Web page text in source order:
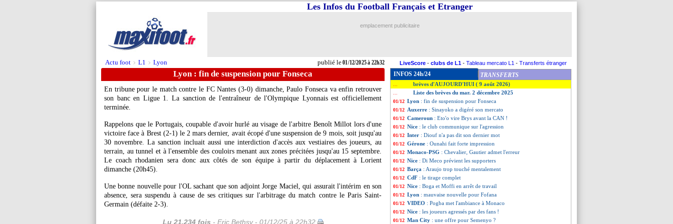
Actu foot > L1 > Lyon publié le01/12/2025 à 22h32
Les Infos du Football Français et Etranger
emplacement publicitaire
LiveScore - clubs de L1 - Tableau mercato L1 - Transferts étranger
Lyon : fin de suspension pour Fonseca
En tribune pour le match contre le FC Nantes (3-0) dimanche, Paulo Fonseca va enfin retrouver
son banc en Ligue 1. La sanction de l'entraîneur de l'Olympique Lyonnais est officiellement
terminée.
Rappelons que le Portugais, coupable d'avoir hurlé au visage de l'arbitre Benoît Millot lors d'une
victoire face à Brest (2-1) le 2 mars dernier, avait écopé d'une suspension de 9 mois, soit jusqu'au
30 novembre. La sanction incluait aussi une interdiction d'accès aux vestiaires des joueurs, au
terrain, au tunnel et à l'ensemble des couloirs menant aux zones précitées jusqu'au 15 septembre.
Le coach rhodanien sera donc aux côtés de son équipe à partir du déplacement à Lorient
dimanche (20h45).
Une bonne nouvelle pour l'OL sachant que son adjoint Jorge Maciel, qui assurait l'intérim en son
absence, sera suspendu à cause de ses critiques sur l'arbitrage du match contre le Paris Saint-
Germain (défaite 2-3).
Lu 21.234 fois - Eric Bethsy - 01/12/25 à 22h32
INFOS 24h/24 TRANSFERTS
brèves d'AUJOURD'HUI ( 9 août 2026)
Liste des brèves du mar. 2 décembre 2025
01/12 Lyon : fin de suspension pour Fonseca
01/12 Auxerre : Sinayoko a digéré son mercato
01/12 Cameroun : Eto'o vire Brys avant la CAN !
01/12 Nice : le club communique sur l'agression
01/12 Inter : Diouf n'a pas dit son dernier mot
01/12 Gérone : Ounahi fait forte impression
01/12 Monaco-PSG : Chevalier, Gautier admet l'erreur
01/12 Nice : Di Meco prévient les supporters
01/12 Barça : Araujo trop touché mentalement
01/12 CdF : le tirage complet
01/12 Nice : Boga et Moffi en arrêt de travail
01/12 Lyon : mauvaise nouvelle pour Fofana
01/12 VIDEO : Pogba met l'ambiance à Monaco
01/12 Nice : les joueurs agressés par des fans !
01/12 Man City : une offre pour Semenyo ?